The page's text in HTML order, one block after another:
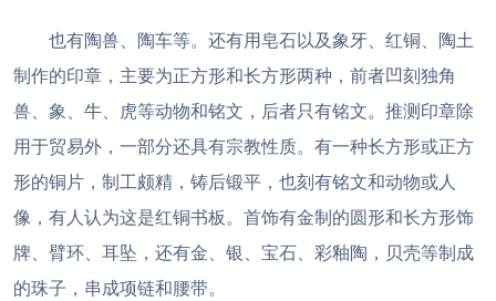
也有陶兽、陶车等。还有用皂石以及象牙、红铜、陶土
制作的印章，主要为正方形和长方形两种，前者凹刻独角
兽、象、牛、虎等动物和铭文，后者只有铭文。推测印章除
用于贸易外，一部分还具有宗教性质。有一种长方形或正方
形的铜片，制工颇精，铸后锻平，也刻有铭文和动物或人
像，有人认为这是红铜书板。首饰有金制的圆形和长方形饰
牌、臂环、耳坠，还有金、银、宝石、彩釉陶，贝壳等制成
的珠子，串成项链和腰带。